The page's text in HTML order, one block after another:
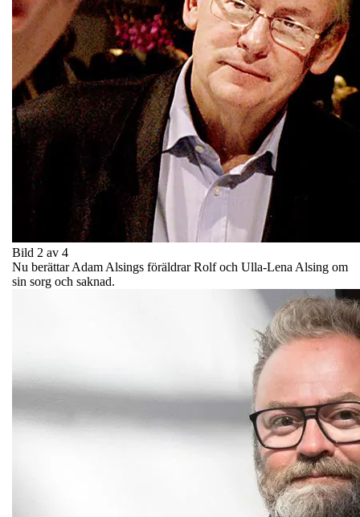
Bild 2 av 4
Nu berättar Adam Alsings föräldrar Rolf och Ulla-Lena Alsing om
sin sorg och saknad.